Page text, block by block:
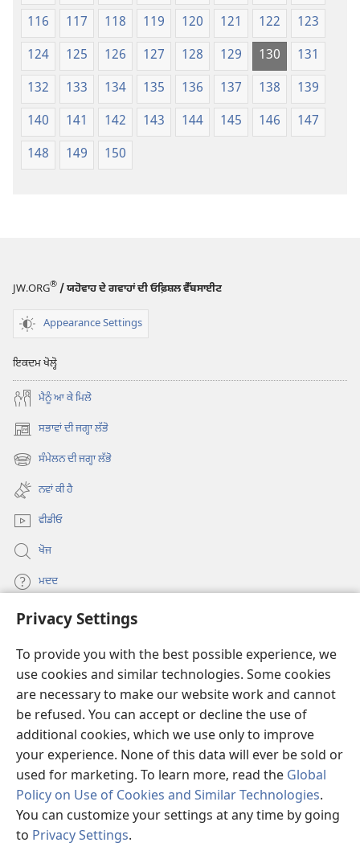
Privacy Settings
To provide you with the best possible experience, we
use cookies and similar technologies. Some cookies
are necessary to make our website work and cannot
be refused. You can accept or decline the use of
additional cookies, which we use only to improve
your experience. None of this data will ever be sold or
used for marketing. To learn more, read the Global
Policy on Use of Cookies and Similar Technologies.
You can customize your settings at any time by going
to Privacy Settings.
116
117 118 119 120 121 122
123
124
125 126 127 128 129 130
131
132
133 134 135 136 137 138
139
140
141 142 143 144 145 146
147
148
149 150
JW.ORG® / ਯਹੋਵਾਹ ਦੇ ਗਵਾਹਾਂ ਦੀ ਓਫ਼ਿਸ਼ਲ ਵੈੱਬਸਾਈਟ
Appearance Settings
ਇਕਦਮ ਖੋਲ੍ਹੋ
ਮੈਨੂੰ ਆ ਕੇ ਮਿਲੋ
ਸਭਾਵਾਂ ਦੀ ਜਗ੍ਹਾ ਲੱਭੋ
(opens
new ਸੰਮੇਲਨ ਦੀ ਜਗ੍ਹਾ ਲੱਭੋ
(opens
new
window)
ਨਵਾਂ ਕੀ ਹੈ
ਵੀਡੀਓ
ਖੋਜ
ਮਦਦ
ਦਾਨ
new
window)Watchtower ONLINE LIBRARY™
(opens
new
window)JW Hub
(opens
new
window)
®
Copyright© 2026 Watch Tower Bible and Tract Society of Pennsylvania.
ਵਰਤੋਂ ਦੀਆਂ ਸ਼ਰਤਾਂ